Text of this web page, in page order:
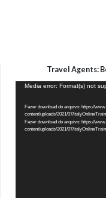
Travel Agents:
Tocador
vídeo
Media error: Format(s) not
Fazer download do arquivo: https://
content/uploads/2021/07/
Fazer download do arquivo: https://
content/uploads/2021/07/